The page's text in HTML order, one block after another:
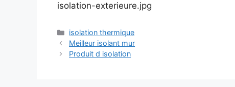
isolation-exterieure.jpg
Catégories
isolation thermique
Meilleur isolant mur
Produit d isolation